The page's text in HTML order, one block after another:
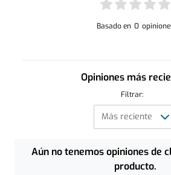
Basado en 0
Opiniones más
Filtrar:
Aún no tenemos opiniones de
producto.